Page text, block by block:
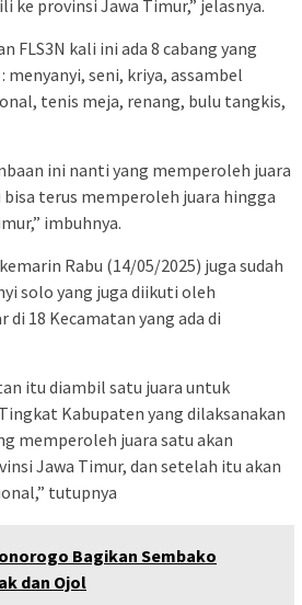
ke provinsi Jawa Timur,” jelasnya.
FLS3N kali ini ada 8 cabang yang
seni, kriya, assambel
tenis meja, renang, bulu tangkis,
ini nanti yang memperoleh juara
terus memperoleh juara hingga
imbuhnya.
Rabu (14/05/2025) juga sudah
solo yang juga diikuti oleh
di 18 Kecamatan yang ada di
itu diambil satu juara untuk
Kabupaten yang dilaksanakan
memperoleh juara satu akan
Jawa Timur, dan setelah itu akan
tutupnya
Bagikan Sembako
dan Ojol